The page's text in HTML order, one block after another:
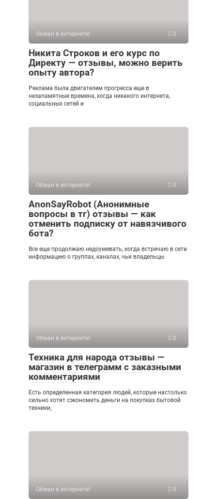
Обман в интернете! 0
Никита Строков и его курс по
Директу — отзывы, можно верить
опыту автора?
Реклама была двигателем прогресса еще в
незапамятные времена, когда никакого интернета,
социальных сетей и
Обман в интернете! 0
AnonSayRobot (Анонимные
вопросы в тг) отзывы — как
отменить подписку от навязчивого
бота?
Все еще продолжаю недоумевать, когда встречаю в сети
информацию о группах, каналах, чьи владельцы
Обман в интернете! 0
Техника для народа отзывы —
магазин в телеграмм с заказными
комментариями
Есть определенная категория людей, которые настолько
сильно хотят сэкономить деньги на покупках бытовой
техники,
Обман в интернете! 0